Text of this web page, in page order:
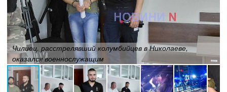
Чилиец, расстрелявший колумбийцев в Николаеве,
оказался военнослужащим